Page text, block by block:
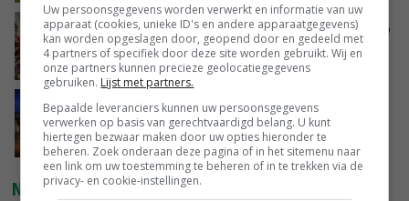
Oorlogen en El Niño stuwen voedselprijzen op
VANDAAG, 15:04
Nettowinst Royal A-ware onder druk ondanks
hogere omzet
VANDAAG, 14:35
NIEUWSTE VIDEO'S
Uw persoonsgegevens worden verwerkt en informatie van uw
apparaat (cookies, unieke ID's en andere apparaatgegevens)
kan worden opgeslagen door, geopend door en gedeeld met
4 partners of specifiek door deze site worden gebruikt. Wij en
onze partners kunnen precieze geolocatiegegevens
gebruiken. Lijst met partners.
Bepaalde leveranciers kunnen uw persoonsgegevens
verwerken op basis van gerechtvaardigd belang. U kunt
hiertegen bezwaar maken door uw opties hieronder te
beheren. Zoek onderaan deze pagina of in het sitemenu naar
een link om uw toestemming te beheren of in te trekken via de
privacy- en cookie-instellingen.